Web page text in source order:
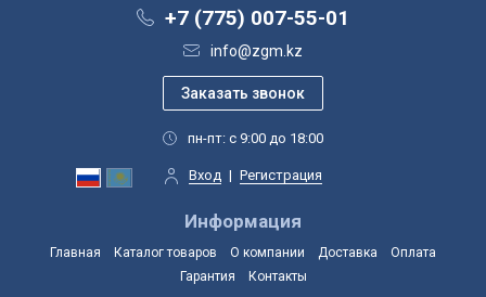
+7 (775) 007-55-01
info@zgm.kz
пн-пт: с 9:00 до 18:00
Вход | Регистрация
Информация
Главная Каталог товаров О компании Доставка
Оплата
Гарантия
Контакты